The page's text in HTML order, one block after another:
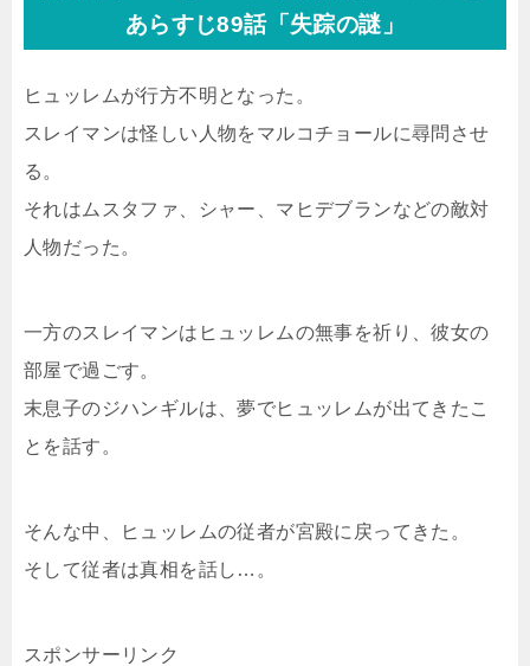
あらすじ89話「失踪の謎」
ヒュッレムが行方不明となった。
スレイマンは怪しい人物をマルコチョールに尋問させ
る。
それはムスタファ、シャー、マヒデブランなどの敵対
人物だった。
一方のスレイマンはヒュッレムの無事を祈り、彼女の
部屋で過ごす。
末息子のジハンギルは、夢でヒュッレムが出てきたこ
とを話す。
そんな中、ヒュッレムの従者が宮殿に戻ってきた。
そして従者は真相を話し…。
スポンサーリンク